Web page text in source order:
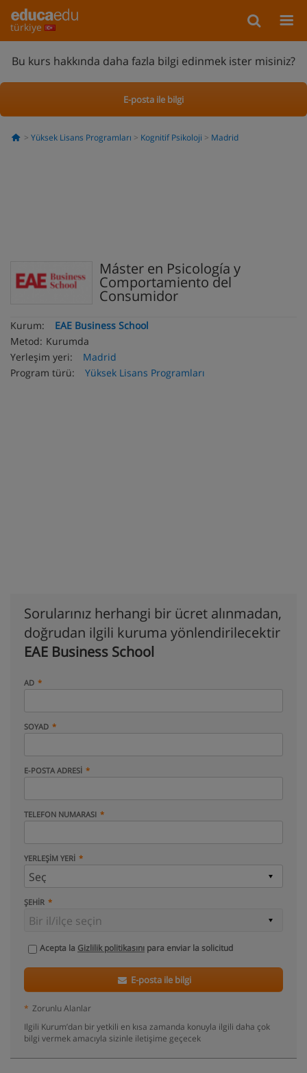
türkiye
Bu kurs hakkında daha fazla bilgi edinmek ister misiniz?
E-posta ile bilgi
Yüksek Lisans Programları Kognitif Psikoloji Madrid
Máster en Psicología y
Comportamiento del
Consumidor
Kurum:
EAE Business School
Metod: Kurumda
Yerleşim yeri:
Madrid
Program türü:
Yüksek Lisans Programları
Sorularınız herhangi bir ücret alınmadan,
doğrudan ilgili kuruma yönlendirilecektir
EAE Business School
AD
SOYAD
E-POSTA ADRESI
TELEFON NUMARASI
YERLEŞIM YERI
ŞEHIR
Acepta la Gizlilik politikasını para enviar la solicitud
E-posta ile bilgi
* Zorunlu Alanlar
Ilgili Kurum’dan bir yetkili en kısa zamanda konuyla ilgili daha çok
bilgi vermek amacıyla sizinle iletişime geçecek